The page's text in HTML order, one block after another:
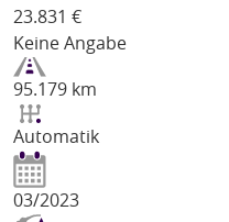
23.831 €
Keine Angabe
95.179 km
Automatik
03/2023